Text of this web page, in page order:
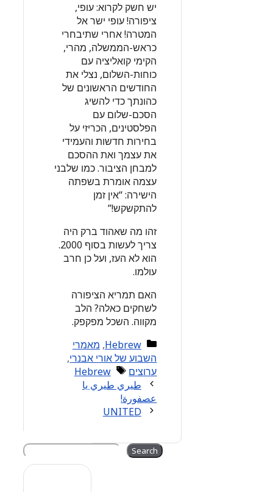
יש חשק לקרוא: עופי,
ציפורה! עופי ישר אל
המטרה! אחרי שתיבחרי
כראש-הממשלה, מהרי,
הקימי קואליציה עם
כוחות-השלום, נצלי את
החודשים הראשונים של
כהונתך כדי להשיג
הסכם-שלום עם
הפלסטינים, הכריזי על
בחירות חדשות והעמידי
את עצמך ואת ההסכם
למבחן הציבור. כמו שלבני
עצמה אומרת בשפתה
הישירה: “אין זמן
להתקשקש!”
זהו מה שאהוד ברק היה
צריך לעשות בסוף 2000.
הוא לא העז, ועל כן חרב
עולמו.
האם תמריא הציפורה
לשחקים כאלה? הלב
מקווה. השכל מפקפק.
Categories
Hebrew
, מאמרי
השבוע של אורי אבנרי,
ערוצים
Tags
Hebrew
طيري طيري يا
عصفورة!
UNITED
Search Search